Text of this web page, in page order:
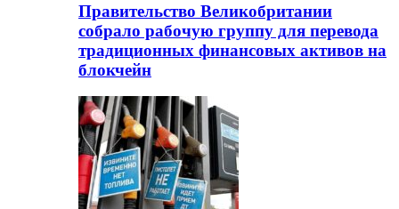
Правительство Великобритании
собрало рабочую группу для перевода
традиционных финансовых активов на
блокчейн